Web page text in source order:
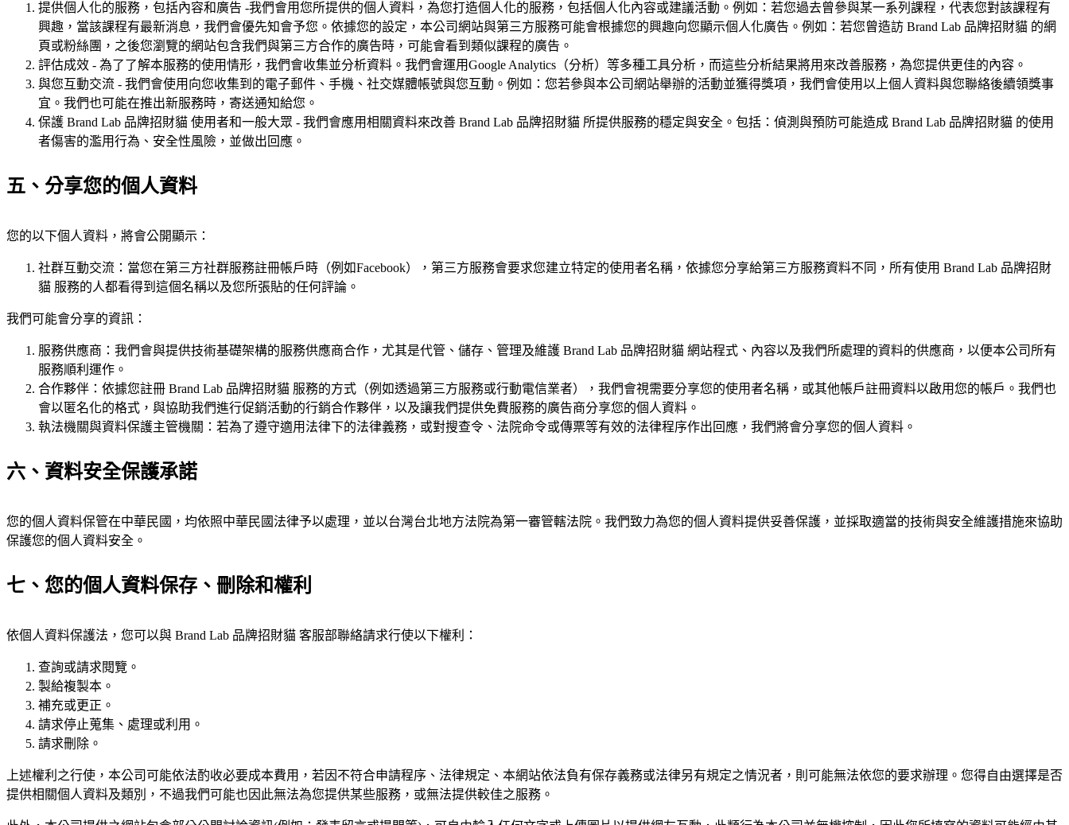
提供個人化的服務，包括內容和廣告 -我們會用您所提供的個人資料，為您打造個人化的服務，包括個人化內容或建議活動。例如：若您過去曾參與某一系列課程，代表您對該課程有
興趣，當該課程有最新消息，我們會優先知會予您。依據您的設定，本公司網站與第三方服務可能會根據您的興趣向您顯示個人化廣告。例如：若您曾造訪 Brand Lab 品牌招財貓 的網
頁或粉絲團，之後您瀏覽的網站包含我們與第三方合作的廣告時，可能會看到類似課程的廣告。
評估成效 - 為了了解本服務的使用情形，我們會收集並分析資料。我們會運用Google Analytics（分析）等多種工具分析，而這些分析結果將用來改善服務，為您提供更佳的內容。
與您互動交流 - 我們會使用向您收集到的電子郵件、手機、社交媒體帳號與您互動。例如：您若參與本公司網站舉辦的活動並獲得獎項，我們會使用以上個人資料與您聯絡後續領獎事
宜。我們也可能在推出新服務時，寄送通知給您。
保護 Brand Lab 品牌招財貓 使用者和一般大眾 - 我們會應用相關資料來改善 Brand Lab 品牌招財貓 所提供服務的穩定與安全。包括：偵測與預防可能造成 Brand Lab 品牌招財貓 的使用
者傷害的濫用行為、安全性風險，並做出回應。
五、分享您的個人資料
您的以下個人資料，將會公開顯示：
社群互動交流：當您在第三方社群服務註冊帳戶時（例如Facebook），第三方服務會要求您建立特定的使用者名稱，依據您分享給第三方服務資料不同，所有使用 Brand Lab 品牌招財
貓 服務的人都看得到這個名稱以及您所張貼的任何評論。
我們可能會分享的資訊：
服務供應商：我們會與提供技術基礎架構的服務供應商合作，尤其是代管、儲存、管理及維護 Brand Lab 品牌招財貓 網站程式、內容以及我們所處理的資料的供應商，以便本公司所有
服務順利運作。
合作夥伴：依據您註冊 Brand Lab 品牌招財貓 服務的方式（例如透過第三方服務或行動電信業者），我們會視需要分享您的使用者名稱，或其他帳戶註冊資料以啟用您的帳戶。我們也
會以匿名化的格式，與協助我們進行促銷活動的行銷合作夥伴，以及讓我們提供免費服務的廣告商分享您的個人資料。
執法機關與資料保護主管機關：若為了遵守適用法律下的法律義務，或對搜查令、法院命令或傳票等有效的法律程序作出回應，我們將會分享您的個人資料。
六、資料安全保護承諾
您的個人資料保管在中華民國，均依照中華民國法律予以處理，並以台灣台北地方法院為第一審管轄法院。我們致力為您的個人資料提供妥善保護，並採取適當的技術與安全維護措施來協助
保護您的個人資料安全。
七、您的個人資料保存、刪除和權利
依個人資料保護法，您可以與 Brand Lab 品牌招財貓 客服部聯絡請求行使以下權利：
查詢或請求閱覽。
製給複製本。
補充或更正。
請求停止蒐集、處理或利用。
請求刪除。
上述權利之行使，本公司可能依法酌收必要成本費用，若因不符合申請程序、法律規定、本網站依法負有保存義務或法律另有規定之情況者，則可能無法依您的要求辦理。您得自由選擇是否
提供相關個人資料及類別，不過我們可能也因此無法為您提供某些服務，或無法提供較佳之服務。